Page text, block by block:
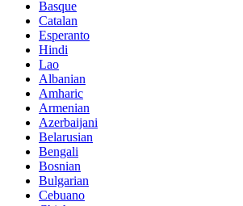
Basque
Catalan
Esperanto
Hindi
Lao
Albanian
Amharic
Armenian
Azerbaijani
Belarusian
Bengali
Bosnian
Bulgarian
Cebuano